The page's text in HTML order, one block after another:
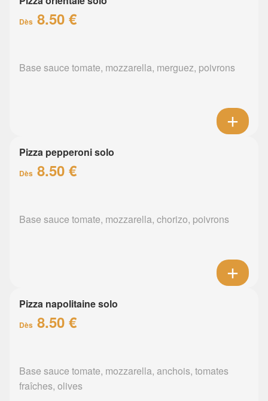
Dès 8.50 €
Base sauce tomate, mozzarella, merguez, poivrons
Pizza pepperoni solo
Dès 8.50 €
Base sauce tomate, mozzarella, chorizo, poivrons
Pizza napolitaine solo
Dès 8.50 €
Base sauce tomate, mozzarella, anchois, tomates
fraîches, olives